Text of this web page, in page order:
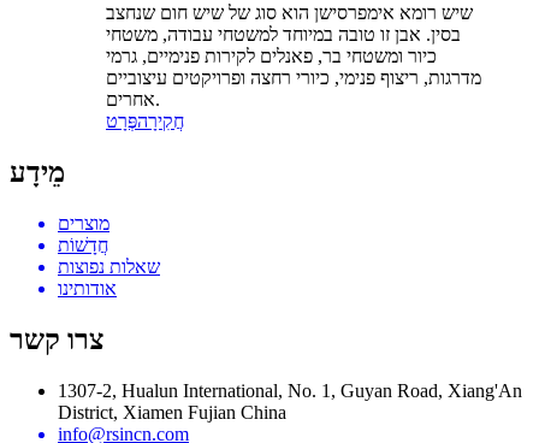
שיש רומא אימפרסישן הוא סוג של שיש חום שנחצב
בסין. אבן זו טובה במיוחד למשטחי עבודה, משטחי
כיור ומשטחי בר, ​​פאנלים לקירות פנימיים, גרמי
מדרגות, ריצוף פנימי, כיורי רחצה ופרויקטים עיצוביים
אחרים.
חֲקִירָהפְּרָט
מֵידָע
מוצרים
חֲדָשׁוֹת
שאלות נפוצות
אודותינו
צרו קשר
1307-2, Hualun International, No. 1, Guyan Road, Xiang'An
District, Xiamen Fujian China
info@rsincn.com